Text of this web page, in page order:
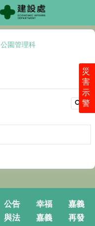
災
害
示
警
公園管理科
公告
與法
幸福
嘉義
嘉義
再發